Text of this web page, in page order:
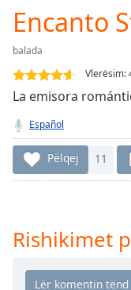
Current
Time 0:00
Loaded:
0.00%
TypeLIVE
Seek to
live,
currently
Time-
Encanto
balada
Vlerësim:
La emisora
Español
Pëlqej 11
Rishikimet